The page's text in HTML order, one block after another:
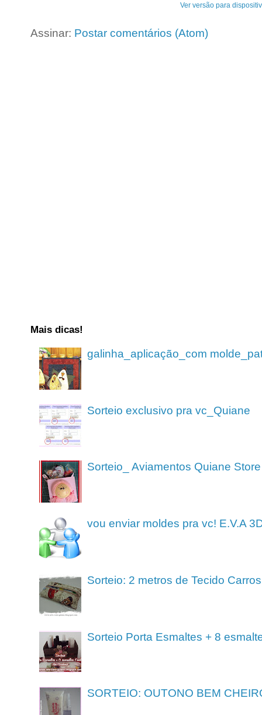
Ver versão para
Assinar: Postar comentários (Atom)
Mais dicas!
galinha_aplicação_com
Sorteio exclusivo pra vc_Quiane
Sorteio_ Aviamentos Quiane Store
vou enviar moldes pra vc! E.V.A
Sorteio: 2 metros de Tecido Carros
Sorteio Porta Esmaltes + 8
SORTEIO: OUTONO BEM